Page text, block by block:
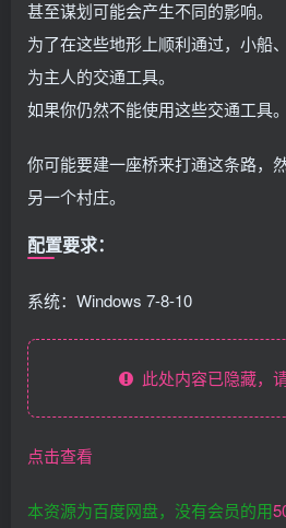
甚至谋划可能会产生不同的影响。
为了在这些地形上顺利通过，小船
为主人的交通工具。
如果你仍然不能使用这些交通工具。
你可能要建一座桥来打通这条路，
另一个村庄。
配置要求：
系统：Windows 7-8-10
此处内容已隐藏，
点击查看
本资源为百度网盘，没有会员的用